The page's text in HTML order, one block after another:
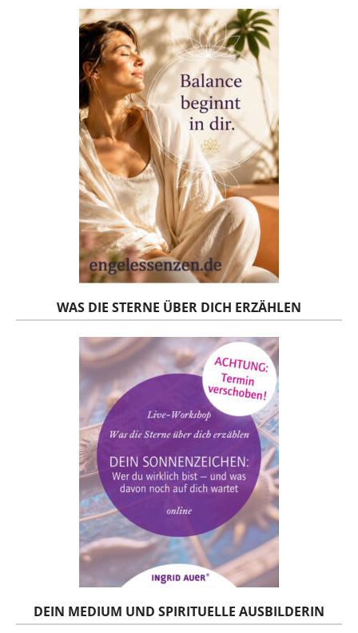
WAS DIE STERNE ÜBER DICH ERZÄHLEN
DEIN MEDIUM UND SPIRITUELLE AUSBILDERIN